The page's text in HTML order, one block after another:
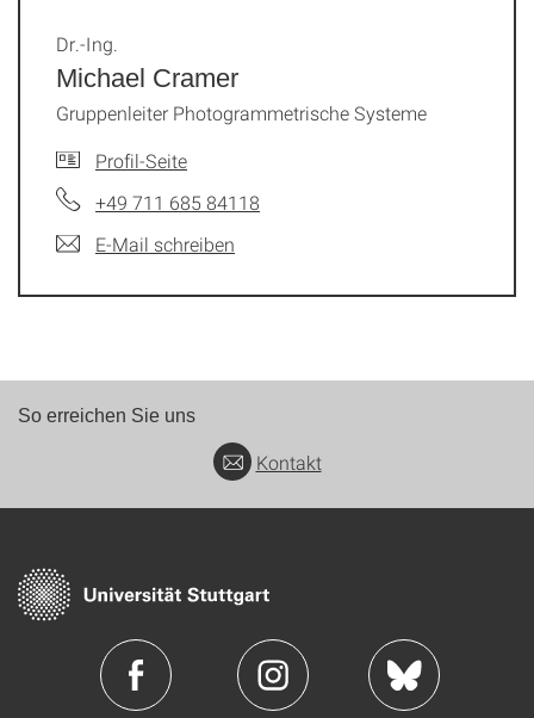
Michael Cramer
Dr.-Ing.
Gruppenleiter Photogrammetrische Systeme
Profil-Seite
+49 711 685 84118
E-Mail schreiben
So erreichen Sie uns
Kontakt